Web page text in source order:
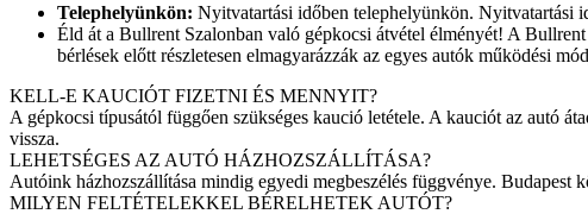
Telephelyünkön: Nyitvatartási időben telephelyünkön. Nyitvatartási
Éld át a Bullrent Szalonban való gépkocsi átvétel élményét! A
bérlések előtt részletesen elmagyarázzák az egyes autók működési
KELL-E KAUCIÓT FIZETNI ÉS MENNYIT?
A gépkocsi típusától függően szükséges kaució letétele. A kauciót az autó
vissza.
LEHETSÉGES AZ AUTÓ HÁZHOZSZÁLLÍTÁSA?
Autóink házhozszállítása mindig egyedi megbeszélés függvénye. Budapest
MILYEN FELTÉTELEKKEL BÉRELHETEK AUTÓT?